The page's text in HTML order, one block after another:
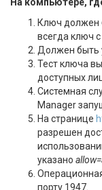
На компьютере,
Ключ должен
всегда ключ
Должен быть
Тест ключа
доступных
Системная
Manager
На странице
разрешен
указано
порту 1947.